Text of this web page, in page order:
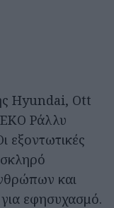
Hyundai, Ott
Ράλλυ
εξοντωτικές
και
εφησυχασμό.